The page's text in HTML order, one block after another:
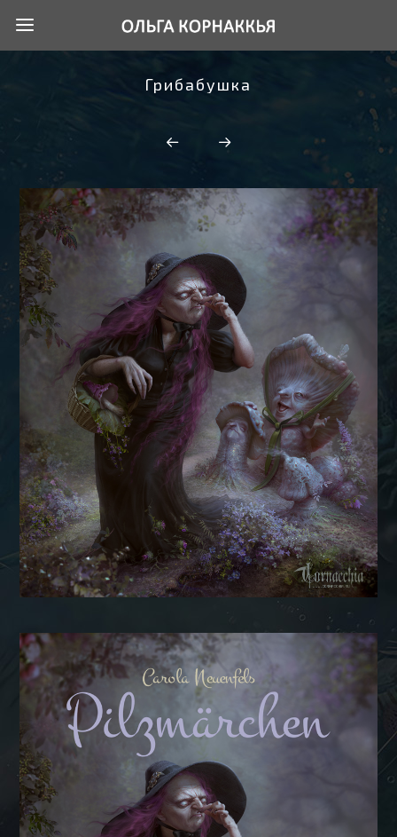
Грибабушка